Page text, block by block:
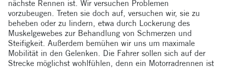
nächste Rennen ist. Wir versuchen Problemen
vorzubeugen. Treten sie doch auf, versuchen wir, sie zu
beheben oder zu lindern, etwa durch Lockerung des
Muskelgewebes zur Behandlung von Schmerzen und
Steifigkeit. Außerdem bemühen wir uns um maximale
Mobilität in den Gelenken. Die Fahrer sollen sich auf der
Strecke möglichst wohlfühlen, denn ein Motorradrennen ist